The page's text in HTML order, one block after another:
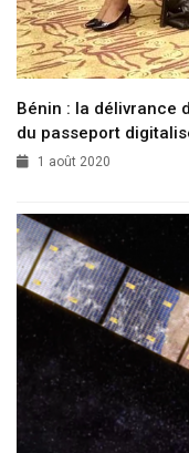
Bénin : la délivrance
du passeport
1 août 2020